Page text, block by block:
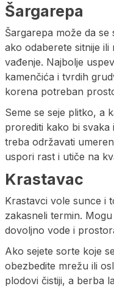
Šargarepa
Šargarepa može da
ako odaberete sitnije
vađenje. Najbolje
kamenčića i tvrdih
korena potreban
Seme se seje plitko, a
prorediti kako bi svaka
treba održavati
uspori rast i utiče na
Krastavac
Krastavci vole sunce i
zakasneli termin.
dovoljno vode i
Ako sejete sorte koje
obezbedite mrežu ili
plodovi čistiji, a berba